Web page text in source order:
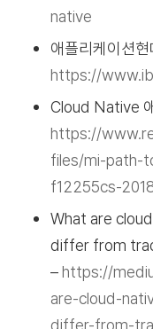
native
애플리케이션
https://
Cloud Native
https://
files/mi-path-
f12255cs-
What are
differ from
–https://
are-cloud-
differ-from-